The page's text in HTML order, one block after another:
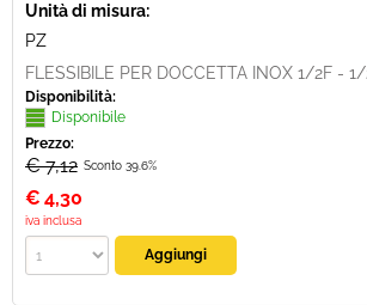
Unità di misura:
PZ
FLESSIBILE PER DOCCETTA INOX 1/2F -
Disponibilità:
Disponibile
Prezzo:
€ 7,12 Sconto 39.6%
€ 4,30
iva inclusa